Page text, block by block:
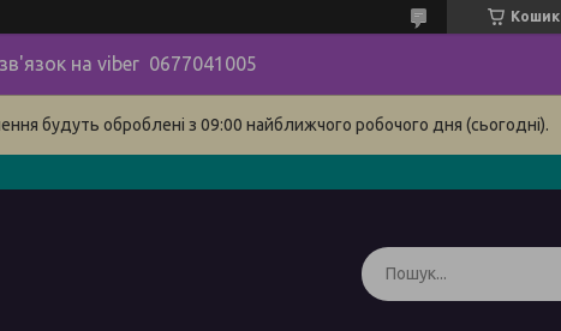
Кошик
зв'язок на viber 0677041005
будуть оброблені з 09:00 найближчого робочого дня (сьогодні).